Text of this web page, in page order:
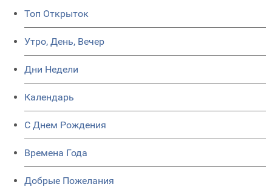
Топ Открыток
Утро, День, Вечер
Дни Недели
Календарь
C Днем Рождения
Времена Года
Добрые Пожелания